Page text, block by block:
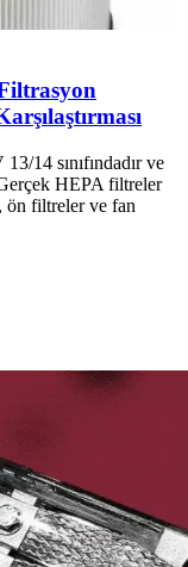
14 sınıfındadır ve
HEPA filtreler
ön filtreler ve fan